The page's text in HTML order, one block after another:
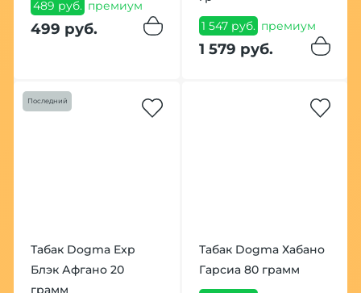
489 руб. премиум
499 руб. 1 547 руб. премиум
1 579 руб.
Последний
Табак Dogma Exp
Блэк Афгано 20
грамм
Табак Dogma Хабано
Гарсиа 80 грамм